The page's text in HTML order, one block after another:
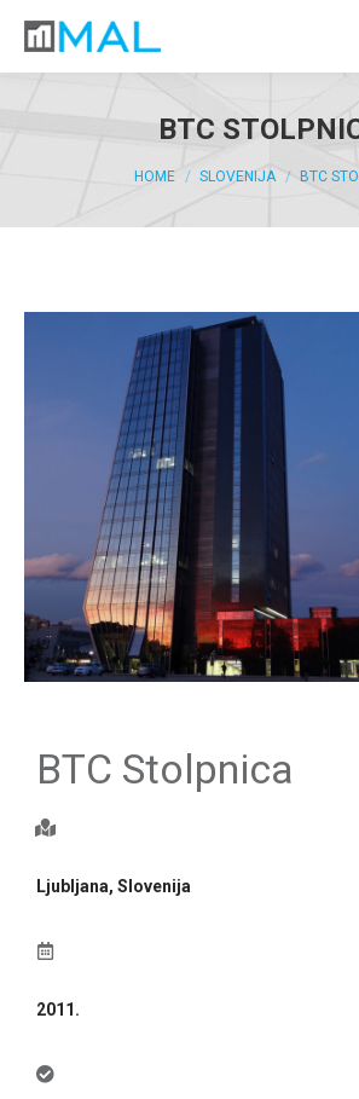
BTC
You are here:
HOME SLOVENIJA BTC
BTC Stolpnica
Ljubljana, Slovenija
2011.